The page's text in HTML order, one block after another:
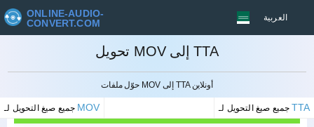
ONLINE-AUDIO-
CONVERT.COM
العربية
تحويل MOV إلى TTA
حوّل ملفات MOV إلى TTA أونلاين
MOV جميع صيغ التحويل لـTTA
إلغاء